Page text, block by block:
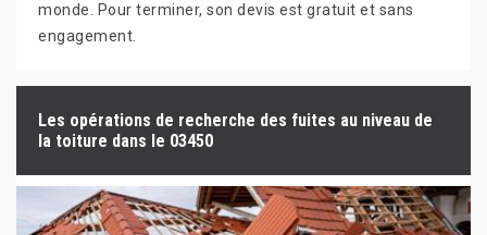
monde. Pour terminer, son devis est gratuit et sans
engagement.
Les opérations de recherche des fuites au niveau de
la toiture dans le 03450